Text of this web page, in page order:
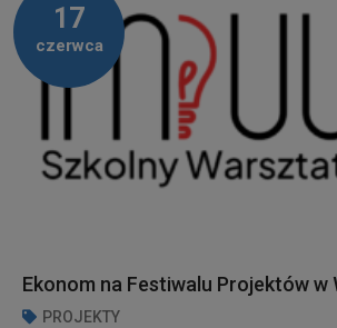
17
czerwca
Ekonom na Festiwalu Projektów w
PROJEKTY